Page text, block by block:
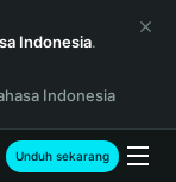
Indonesia.
Indonesia
Unduh sekarang